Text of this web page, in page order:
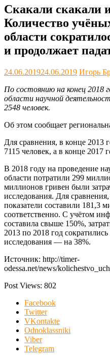
Скакали скакали
Количество
области
и продолжает
24.06.201924.06.2019 Игорь
По состоянию на конец 2018
области научной
2548 человек.
Об этом сообщает
Для сравнения, в конце 2013
7115 человек, а в конце 2017
В 2018 году на проведение
области потратили 299
миллионов гривен были
исследования. Для
показатели составили 181,3
соответственно. С учётом
составила свыше 150%,
2013 по 2018 год
исследования — на 38%.
Источник: http://timer-
odessa.net/news/
Post Views: 802
Facebook
Twitter
VKontakte
Odnoklassniki
Viber
Telegram